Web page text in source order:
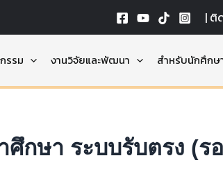
| ติ
รรม งานวิจัยและพัฒนา สำหรับนักศึกษ
ศึกษา ระบบรับตรง (ร